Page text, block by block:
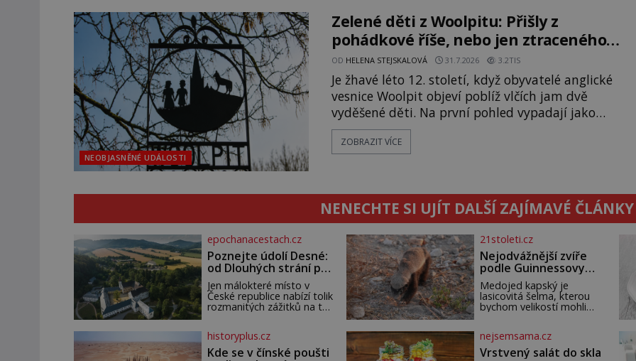
napsal, kdy vznikl ani co vlastně vypráví.
Rohoncský kodex se poprvé objevuje v roce
NEOBJASNĚNÉ UDÁLOSTI
Zelené děti z Woolpitu: Přišly z
pohádkové říše, nebo jen ztraceného
světa?
OD HELENA STEJSKALOVÁ 31.7.2026 3.2TIS
Je žhavé léto 12. století, když obyvatelé anglické
vesnice Woolpit objeví poblíž vlčích jam dvě
vyděšené děti. Na první pohled vypadají jako
každé jiné, až na jednu děsivou výjimku. Jejich
kůže má nazelenalý odstín, mluví
jednou z největších záhad středověké Anglie a ani
po téměř devíti stech letech není
ZOBRAZIT VÍCE
NENECHTE SI UJÍT DALŠÍ ZAJÍMAVÉ ČLÁNKY
epochanacestach.cz
Poznejte údolí Desné:
od Dlouhých strání po
termální prameny
Jen málokteré místo v
České republice nabízí tolik
rozmanitých zážitků na tak
Jeseníků. Během jediného
dne můžete nahlédnout
21stoleti.cz
Nejodvážnější zvíře
podle Guinnessovy
knihy rekordů?
Šelmička s pruhem na
hřbetě!
Medojed kapský je
lasicovitá šelma, kterou
bychom velikostí mohli
nebojácná, ostatně bývá
označována za
historyplus.cz
Kde se v čínské poušti
nejsemsama.cz
Vrstvený salát do skla